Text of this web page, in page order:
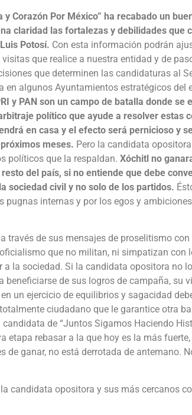
Corazón Por México” ha recabado un
claridad las fortalezas y debilidades que
Potosí. Con esta información podrán
que realice a nuestra entidad y de
que determinen las candidaturas al
en algunos Ayuntamientos estratégicos del
y PAN son un campo de batalla donde se
político que ayude a resolver estas
en casa y el efecto será pernicioso y
meses. Pero la candidata
políticos que la respaldan. Xóchitl no
del país, si no entiende que debe
sociedad civil y no solo de los partidos.
internas y por los egos y
través de sus mensajes de proselitismo
que no militan, ni simpatizan con
la sociedad. Si la candidata opositora no
de sus logros de campaña, su
un ejercicio de equilibrios y sagacidad
ciudadano que le garantice otra
de “Juntos Sigamos Haciendo
etapa rebasar a la que hoy es la más
de ganar, no está derrotada de antemano.
candidata opositora y sus más cercanos